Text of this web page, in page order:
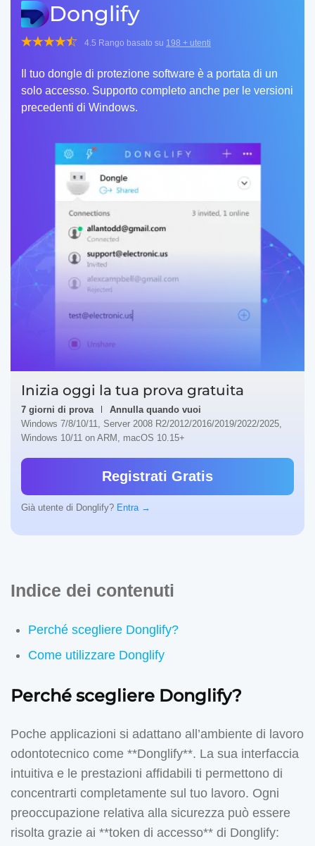
Donglify
4.5 Rango basato su 198 + utenti
Il tuo dongle di protezione software è a portata di un
solo accesso. Supporto completo anche per le versioni
precedenti di Windows.
Inizia oggi la tua prova gratuita
7 giorni di prova
Annulla quando vuoi
Windows 7/8/10/11, Server 2008 R2/2012/2016/2019/2022/2025,
Windows 10/11 on ARM, macOS 10.15+
Già utente di Donglify? Entra →
Registrati Gratis
Indice dei contenuti
Perché scegliere Donglify?
Come utilizzare Donglify
Perché scegliere Donglify?
Poche applicazioni si adattano all’ambiente di lavoro
odontotecnico come **Donglify**. La sua interfaccia
intuitiva e le prestazioni affidabili ti permettono di
concentrarti completamente sul tuo lavoro. Ogni
preoccupazione relativa alla sicurezza può essere
risolta grazie ai **token di accesso** di Donglify: